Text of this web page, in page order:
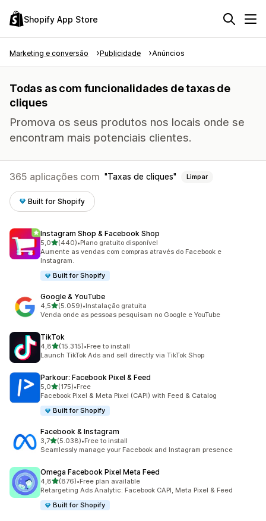
Shopify App Store
Marketing e conversão Publicidade Anúncios
Todas as com funcionalidades de taxas de
cliques
Promova os seus produtos nos locais onde se
encontram mais potenciais clientes.
365 aplicações com Taxas de cliques Limpar
Built for Shopify
Instagram Shop & Facebook Shop
5,0de 5 estrelas
(440)
440 total de avaliações
•Plano gratuito disponível
Aumente as vendas com compras através do Facebook e
Instagram.
Built for Shopify
Google & YouTube
4,5de 5 estrelas
(5.059)
5059 total de avaliações
•Instalação gratuita
Venda onde as pessoas pesquisam no Google e YouTube
TikTok
4,8de 5 estrelas
(15.315)
15315 total de avaliações
•Free to install
Launch TikTok Ads and sell directly via TikTok Shop
Parkour: Facebook Pixel & Feed
5,0de 5 estrelas
(175)
175 total de avaliações
•Free
Facebook Pixel & Meta Pixel (CAPI) with Feed & Catalog
Built for Shopify
Facebook & Instagram
3,7de 5 estrelas
(5.038)
5038 total de avaliações
•Free to install
Seamlessly manage your Facebook and Instagram presence
Omega Facebook Pixel Meta Feed
4,8de 5 estrelas
(876)
876 total de avaliações
•Free plan available
Retargeting Ads Analytic: Facebook CAPI, Meta Pixel & Feed
Built for Shopify